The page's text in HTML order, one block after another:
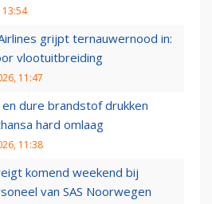
13:54
grijpt ternauwernood in:
vlootuitbreiding
11:47
en dure brandstof drukken
hard omlaag
11:38
komend weekend bij
van SAS Noorwegen